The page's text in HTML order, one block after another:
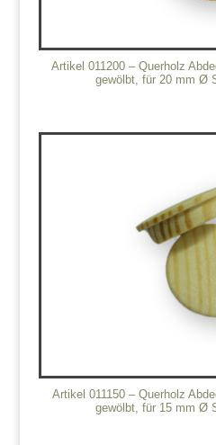
Artikel 011200 – Querholz
gewölbt, für 20 mm Ø
Artikel 011150 – Querholz
gewölbt, für 15 mm Ø